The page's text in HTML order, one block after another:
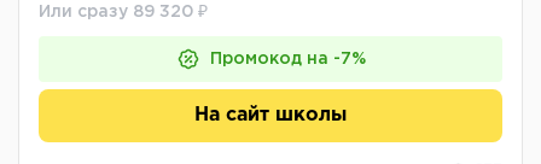
Или сразу 89 320 ₽
Промокод на -7%
На сайт школы